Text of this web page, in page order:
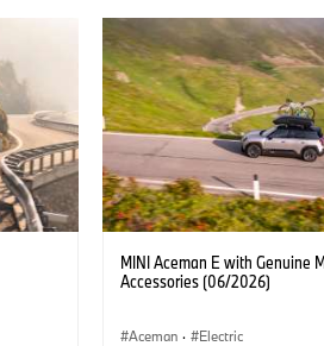
MINI Aceman E with Genuine
Accessories (06/2026)
Aceman · Electric